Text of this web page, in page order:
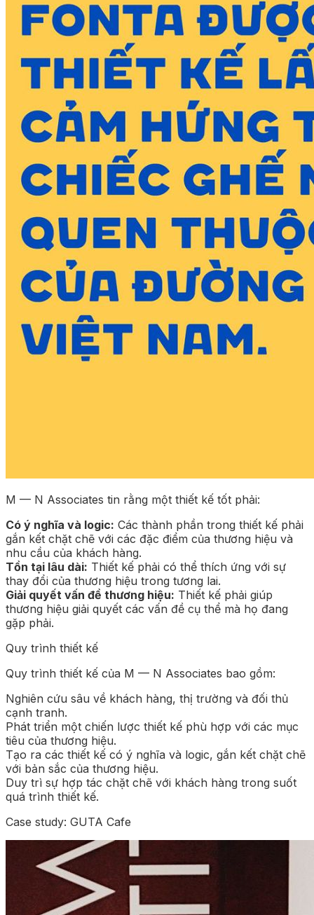
M — N Associates tin rằng một thiết kế tốt phải:
Có ý nghĩa và logic: Các thành phần trong thiết kế phải
gắn kết chặt chẽ với các đặc điểm của thương hiệu và
nhu cầu của khách hàng.
Tồn tại lâu dài: Thiết kế phải có thể thích ứng với sự
thay đổi của thương hiệu trong tương lai.
Giải quyết vấn đề thương hiệu: Thiết kế phải giúp
thương hiệu giải quyết các vấn đề cụ thể mà họ đang
gặp phải.
Quy trình thiết kế
Quy trình thiết kế của M — N Associates bao gồm:
Nghiên cứu sâu về khách hàng, thị trường và đối thủ
cạnh tranh.
Phát triển một chiến lược thiết kế phù hợp với các mục
tiêu của thương hiệu.
Tạo ra các thiết kế có ý nghĩa và logic, gắn kết chặt chẽ
với bản sắc của thương hiệu.
Duy trì sự hợp tác chặt chẽ với khách hàng trong suốt
quá trình thiết kế.
Case study: GUTA Cafe